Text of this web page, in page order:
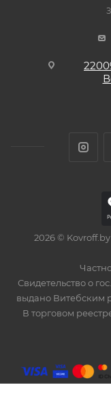
2026 ©
Свидетельство о
выдано Витебским
В торговом